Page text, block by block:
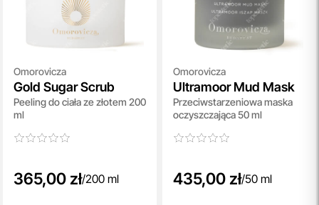
Omorovicza
Gold Sugar Scrub
Peeling do ciała ze złotem 200
ml
365,00 zł/200 ml
Omorovicza
Ultramoor Mud Mask
Przeciwstarzeniowa maska
oczyszczająca 50 ml
435,00 zł/50 ml